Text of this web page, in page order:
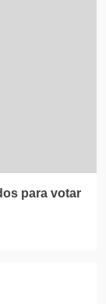
para votar